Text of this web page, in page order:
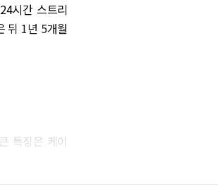
시간 스트리
뒤 1년 5개월
특징은 케이